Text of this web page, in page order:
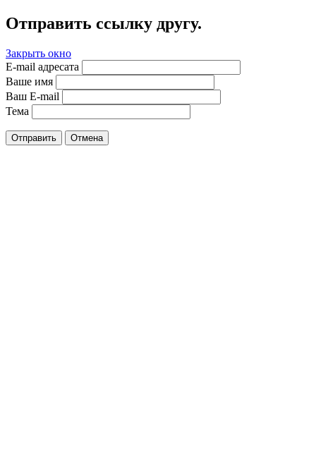
Отправить ссылку другу.
Закрыть окно
E-mail адресата
Ваше имя
Ваш E-mail
Тема
Отправить Отмена